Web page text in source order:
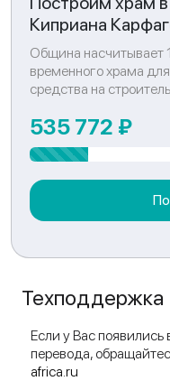
Киприана
Община насчитывает
временного храма
средства на
535 772 ₽
Техподдержка
Если у Вас
перевода,
africa.ru